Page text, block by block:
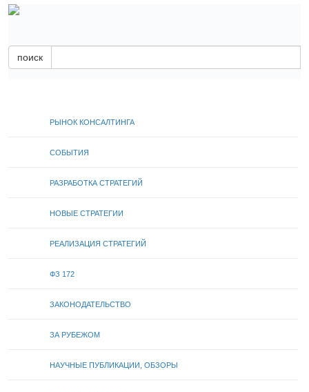
поиск
РЫНОК КОНСАЛТИНГА
СОБЫТИЯ
РАЗРАБОТКА СТРАТЕГИЙ
НОВЫЕ СТРАТЕГИИ
РЕАЛИЗАЦИЯ СТРАТЕГИЙ
ФЗ 172
ЗАКОНОДАТЕЛЬСТВО
ЗА РУБЕЖОМ
НАУЧНЫЕ ПУБЛИКАЦИИ, ОБЗОРЫ